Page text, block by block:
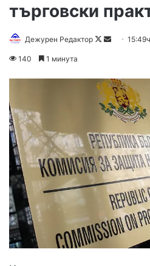
търговски
Дежурен Редактор
Follow
Send
140 1 минута